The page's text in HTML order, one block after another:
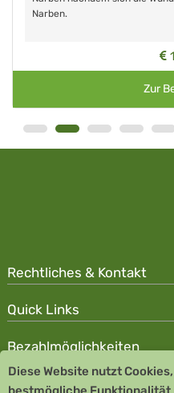
Narben.
Zur
Rechtliches & Kontakt
Quick Links
Bezahlmöglichkeiten
Copyright © 2026 Team Santé
Diese Website nutzt